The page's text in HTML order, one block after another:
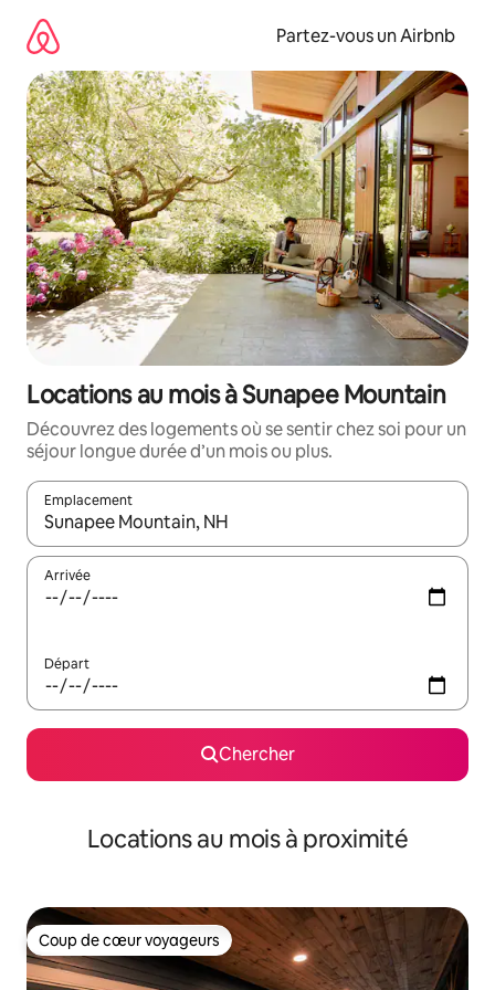
directement
contenu
Partez-vous un Airbnb
Locations au mois à Sunapee Mountain
Découvrez des logements où se sentir chez soi pour un
séjour longue durée d’un mois ou plus.
Emplacement
Quand les résultats sont affichés, parcourez-les en utilisant
Arrivée
Départ
Chercher
Locations au mois à proximité
Coup de cœur voyageurs
Coup de cœur voyageurs